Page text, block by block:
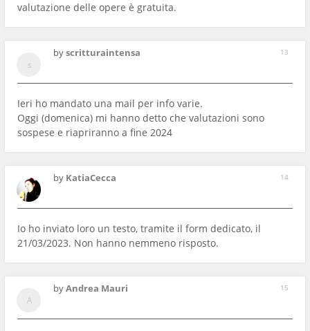
valutazione delle opere è gratuita.
13
byscritturaintensa
Ieri ho mandato una mail per info varie.
Oggi (domenica) mi hanno detto che valutazioni sono
sospese e riapriranno a fine 2024
14
by KatiaCecca
Io ho inviato loro un testo, tramite il form dedicato, il
21/03/2023. Non hanno nemmeno risposto.
15
byAndrea Mauri